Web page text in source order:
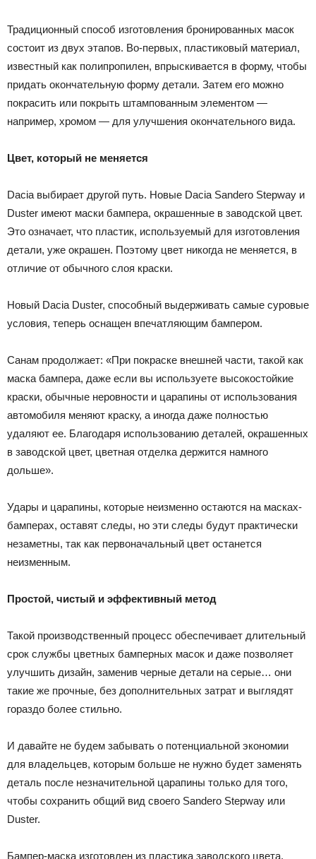
Традиционный способ изготовления бронированных масок
состоит из двух этапов. Во-первых, пластиковый материал,
известный как полипропилен, впрыскивается в форму, чтобы
придать окончательную форму детали. Затем его можно
покрасить или покрыть штампованным элементом —
например, хромом — для улучшения окончательного вида.
Цвет, который не меняется
Dacia выбирает другой путь. Новые Dacia Sandero Stepway и
Duster имеют маски бампера, окрашенные в заводской цвет.
Это означает, что пластик, используемый для изготовления
детали, уже окрашен. Поэтому цвет никогда не меняется, в
отличие от обычного слоя краски.
Новый Dacia Duster, способный выдерживать самые суровые
условия, теперь оснащен впечатляющим бампером.
Санам продолжает: «При покраске внешней части, такой как
маска бампера, даже если вы используете высокостойкие
краски, обычные неровности и царапины от использования
автомобиля меняют краску, а иногда даже полностью
удаляют ее. Благодаря использованию деталей, окрашенных
в заводской цвет, цветная отделка держится намного
дольше».
Удары и царапины, которые неизменно остаются на масках-
бамперах, оставят следы, но эти следы будут практически
незаметны, так как первоначальный цвет останется
неизменным.
Простой, чистый и эффективный метод
Такой производственный процесс обеспечивает длительный
срок службы цветных бамперных масок и даже позволяет
улучшить дизайн, заменив черные детали на серые… они
такие же прочные, без дополнительных затрат и выглядят
гораздо более стильно.
И давайте не будем забывать о потенциальной экономии
для владельцев, которым больше не нужно будет заменять
деталь после незначительной царапины только для того,
чтобы сохранить общий вид своего Sandero Stepway или
Duster.
Бампер-маска изготовлен из пластика заводского цвета,